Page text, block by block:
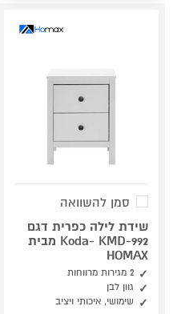
סמן להשוואה
שידת לילה כפרית דגם
Koda- KMD-992 מבית
HOMAX
2 מגירות מרווחות
גוון לבן
שימושי, איכותי ויציב